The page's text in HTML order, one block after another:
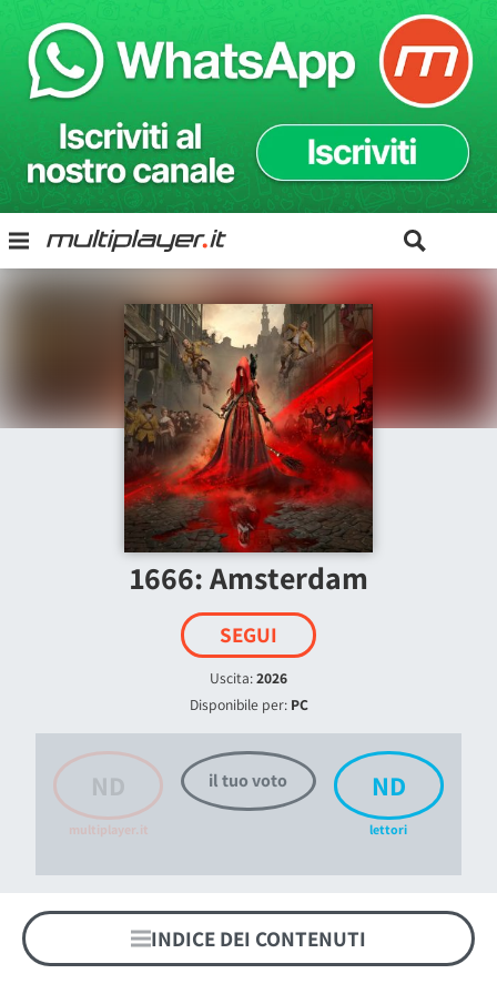
1666: Amsterdam
SEGUI
Uscita:2026
Disponibile per: PC
ND
multiplayer.it
il tuo voto ND
lettori
INDICE DEI CONTENUTI